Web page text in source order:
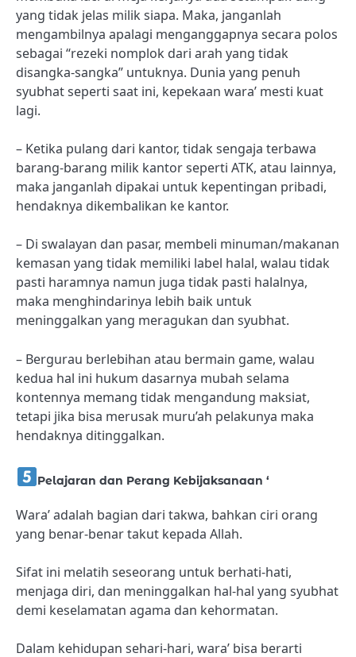
yang tidak jelas milik siapa. Maka, janganlah
mengambilnya apalagi menganggapnya secara polos
sebagai “rezeki nomplok dari arah yang tidak
disangka-sangka” untuknya. Dunia yang penuh
syubhat seperti saat ini, kepekaan wara’ mesti kuat
lagi.
– Ketika pulang dari kantor, tidak sengaja terbawa
barang-barang milik kantor seperti ATK, atau lainnya,
maka janganlah dipakai untuk kepentingan pribadi,
hendaknya dikembalikan ke kantor.
– Di swalayan dan pasar, membeli minuman/makanan
kemasan yang tidak memiliki label halal, walau tidak
pasti haramnya namun juga tidak pasti halalnya,
maka menghindarinya lebih baik untuk
meninggalkan yang meragukan dan syubhat.
– Bergurau berlebihan atau bermain game, walau
kedua hal ini hukum dasarnya mubah selama
kontennya memang tidak mengandung maksiat,
tetapi jika bisa merusak muru’ah pelakunya maka
hendaknya ditinggalkan.
Pelajaran dan Perang Kebijaksanaan ‘
Wara’ adalah bagian dari takwa, bahkan ciri orang
yang benar-benar takut kepada Allah.
Sifat ini melatih seseorang untuk berhati-hati,
menjaga diri, dan meninggalkan hal-hal yang syubhat
demi keselamatan agama dan kehormatan.
Dalam kehidupan sehari-hari, wara’ bisa berarti